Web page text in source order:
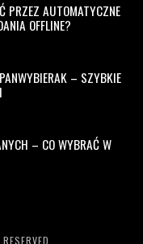
PRZEZ AUTOMATYCZNE
OFFLINE?
– SZYBKIE
– CO WYBRAĆ W